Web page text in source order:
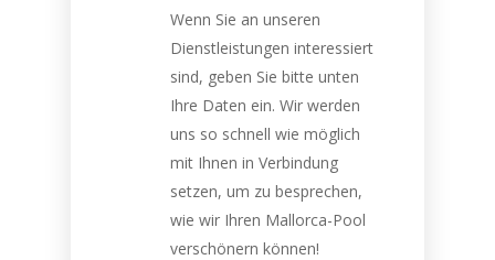
Wenn Sie an unseren
Dienstleistungen interessiert
sind, geben Sie bitte unten
Ihre Daten ein. Wir werden
uns so schnell wie möglich
mit Ihnen in Verbindung
setzen, um zu besprechen,
wie wir Ihren Mallorca-Pool
verschönern können!